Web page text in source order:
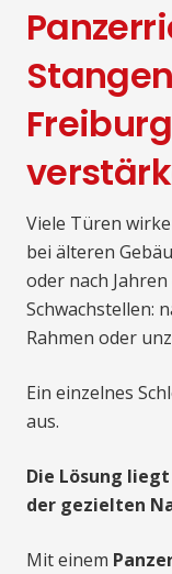
Viele Türen
bei älteren
oder nach
Schwachstellen:
Rahmen oder
Ein einzelnes
aus.
Die Lösung
der gezielten
Mit einem